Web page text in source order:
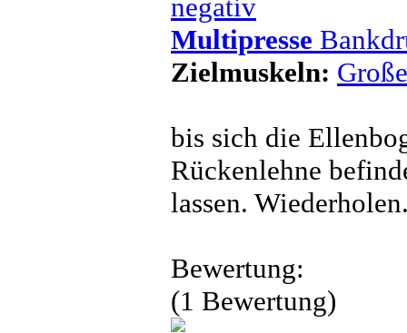
Multipresse
Zielmuskeln:
bis sich die
Rückenlehne
lassen.
Bewertung:
(1 Bewertung)